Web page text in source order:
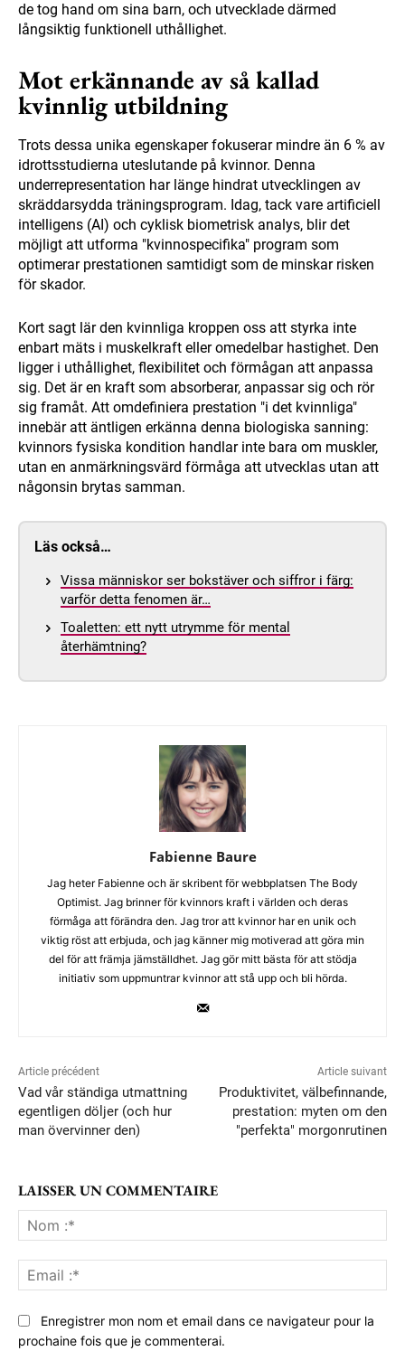
de tog hand om sina barn, och utvecklade därmed
långsiktig funktionell uthållighet.
Mot erkännande av så kallad
kvinnlig utbildning
Trots dessa unika egenskaper fokuserar mindre än 6 % av
idrottsstudierna uteslutande på kvinnor. Denna
underrepresentation har länge hindrat utvecklingen av
skräddarsydda träningsprogram. Idag, tack vare artificiell
intelligens (AI) och cyklisk biometrisk analys, blir det
möjligt att utforma "kvinnospecifika" program som
optimerar prestationen samtidigt som de minskar risken
för skador.
Kort sagt lär den kvinnliga kroppen oss att styrka inte
enbart mäts i muskelkraft eller omedelbar hastighet. Den
ligger i uthållighet, flexibilitet och förmågan att anpassa
sig. Det är en kraft som absorberar, anpassar sig och rör
sig framåt. Att omdefiniera prestation "i det kvinnliga"
innebär att äntligen erkänna denna biologiska sanning:
kvinnors fysiska kondition handlar inte bara om muskler,
utan en anmärkningsvärd förmåga att utvecklas utan att
någonsin brytas samman.
Läs också…
Vissa människor ser bokstäver och siffror i färg:
varför detta fenomen är…
Toaletten: ett nytt utrymme för mental
återhämtning?
Fabienne Baure
Jag heter Fabienne och är skribent för webbplatsen The Body
Optimist. Jag brinner för kvinnors kraft i världen och deras
förmåga att förändra den. Jag tror att kvinnor har en unik och
viktig röst att erbjuda, och jag känner mig motiverad att göra min
del för att främja jämställdhet. Jag gör mitt bästa för att stödja
initiativ som uppmuntrar kvinnor att stå upp och bli hörda.
Article précédent
Vad vår ständiga utmattning
egentligen döljer (och hur
man övervinner den)
Article suivant
Produktivitet, välbefinnande,
prestation: myten om den
"perfekta" morgonrutinen
LAISSER UN COMMENTAIRE
:*
:*
Enregistrer mon nom et email dans ce navigateur pour la
prochaine fois que je commenterai.